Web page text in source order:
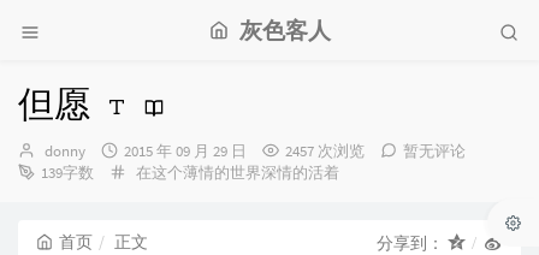
灰色客人
但愿
博
主：
donny
发
布
2015 年 09 月 29 日 2457 次浏览
暂无评论
139字数
分
在这个薄情的世界深情的活着
首页 正文 分享到：